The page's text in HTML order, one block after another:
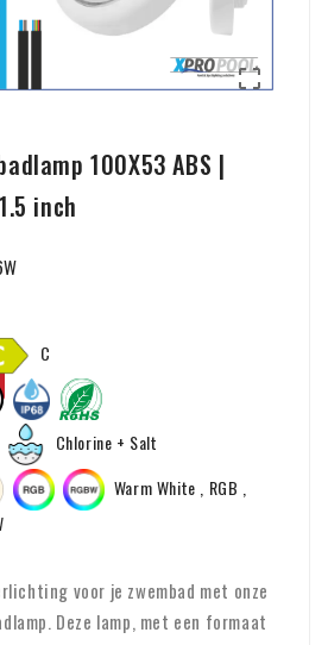

100X53 ABS |
inch
C
Chlorine + Salt
Warm White , RGB ,
voor je zwembad met onze
Deze lamp, met een formaat